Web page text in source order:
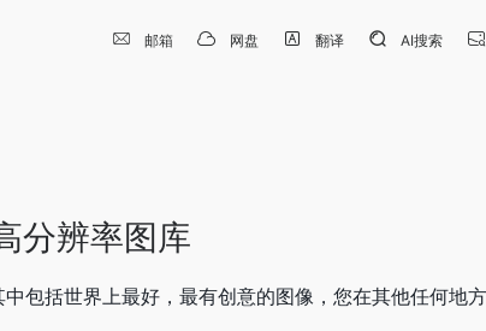
邮箱 网盘 翻译 AI搜索
分辨率图库
包括世界上最好，最有创意的图像，您在其他任何地方